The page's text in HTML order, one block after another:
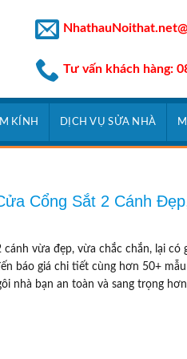
Tư vấn khách hàng:
KÍNH DỊCH VỤ SỬA NHÀ
Cổng Sắt 2 Cánh
vừa đẹp, vừa chắc chắn, lại có
báo giá chi tiết cùng hơn 50+
nhà bạn an toàn và sang trọng